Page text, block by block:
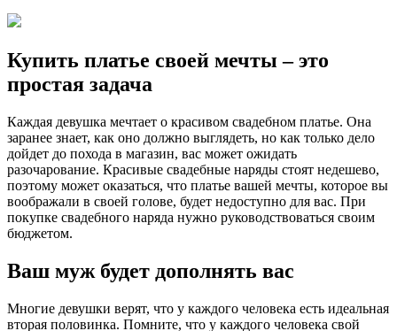
Купить платье своей мечты – это
простая задача
Каждая девушка мечтает о красивом свадебном платье. Она
заранее знает, как оно должно выглядеть, но как только дело
дойдет до похода в магазин, вас может ожидать
разочарование. Красивые свадебные наряды стоят недешево,
поэтому может оказаться, что платье вашей мечты, которое вы
воображали в своей голове, будет недоступно для вас. При
покупке свадебного наряда нужно руководствоваться своим
бюджетом.
Ваш муж будет дополнять вас
Многие девушки верят, что у каждого человека есть идеальная
вторая половинка. Помните, что у каждого человека свой